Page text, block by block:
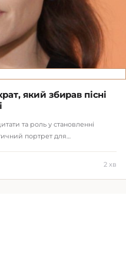
який збирав пісні
та роль у становленні
портрет для…
2 хв